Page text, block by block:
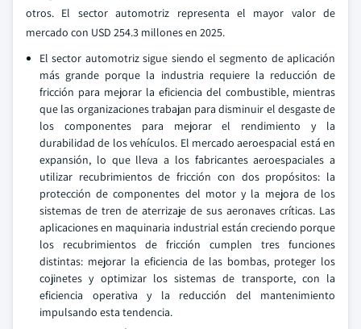
otros. El sector automotriz representa el mayor valor de
mercado con USD 254.3 millones en 2025.
El sector automotriz sigue siendo el segmento de aplicación
más grande porque la industria requiere la reducción de
fricción para mejorar la eficiencia del combustible, mientras
que las organizaciones trabajan para disminuir el desgaste de
los componentes para mejorar el rendimiento y la
durabilidad de los vehículos. El mercado aeroespacial está en
expansión, lo que lleva a los fabricantes aeroespaciales a
utilizar recubrimientos de fricción con dos propósitos: la
protección de componentes del motor y la mejora de los
sistemas de tren de aterrizaje de sus aeronaves críticas. Las
aplicaciones en maquinaria industrial están creciendo porque
los recubrimientos de fricción cumplen tres funciones
distintas: mejorar la eficiencia de las bombas, proteger los
cojinetes y optimizar los sistemas de transporte, con la
eficiencia operativa y la reducción del mantenimiento
impulsando esta tendencia.